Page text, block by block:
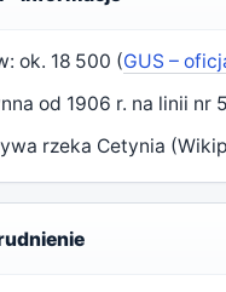
ok. 18 500 (GUS –
od 1906 r. na linii nr
rzeka Cetynia